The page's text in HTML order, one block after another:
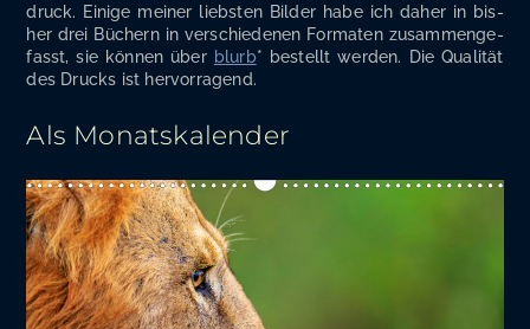
druck. Eini­ge mei­ner liebs­ten Bil­der habe ich daher in bis­
her drei Büchern in ver­schie­de­nen For­ma­ten zusam­men­ge­
fasst, sie kön­nen über blurb* bestellt wer­den. Die Qua­li­tät
des Drucks ist hervorragend.
Als Monatskalender